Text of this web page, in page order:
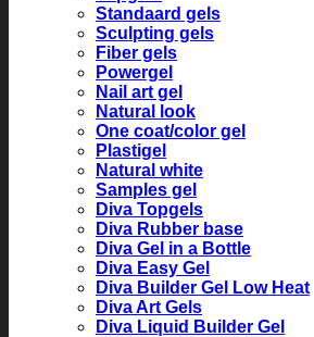
Standaard gels
Sculpting gels
Fiber gels
Powergel
Nail art gel
Natural look
One coat/color gel
Plastigel
Natural white
Samples gel
Diva Topgels
Diva Rubber base
Diva Gel in a Bottle
Diva Easy Gel
Diva Builder Gel Low Heat
Diva Art Gels
Diva Liquid Builder Gel